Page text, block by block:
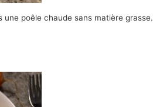
poêle chaude sans matière grasse.